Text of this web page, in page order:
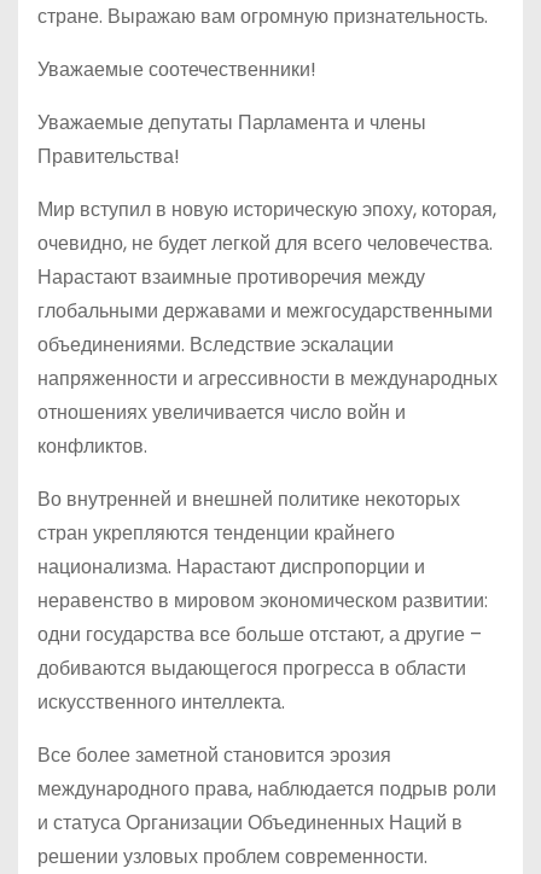
стране. Выражаю вам огромную признательность.
Уважаемые соотечественники!
Уважаемые депутаты Парламента и члены
Правительства!
Мир вступил в новую историческую эпоху, которая,
очевидно, не будет легкой для всего человечества.
Нарастают взаимные противоречия между
глобальными державами и межгосударственными
объединениями. Вследствие эскалации
напряженности и агрессивности в международных
отношениях увеличивается число войн и
конфликтов.
Во внутренней и внешней политике некоторых
стран укрепляются тенденции крайнего
национализма. Нарастают диспропорции и
неравенство в мировом экономическом развитии:
одни государства все больше отстают, а другие –
добиваются выдающегося прогресса в области
искусственного интеллекта.
Все более заметной становится эрозия
международного права, наблюдается подрыв роли
и статуса Организации Объединенных Наций в
решении узловых проблем современности.